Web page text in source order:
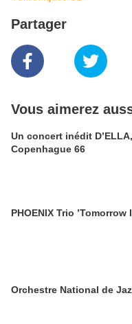
Partager
Vous aimerez
Un concert inédit D’ELLA,
Copenhague 66
PHOENIX Trio
Orchestre National de